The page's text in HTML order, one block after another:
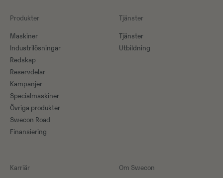
Produkter
Maskiner​
Industrilösningar
Redskap
Reservdelar
Kampanjer
Specialmaskiner
Övriga produkter
Swecon Road
Finansiering
Tjänster
Tjänster
Utbildning
Karriär Om Swecon